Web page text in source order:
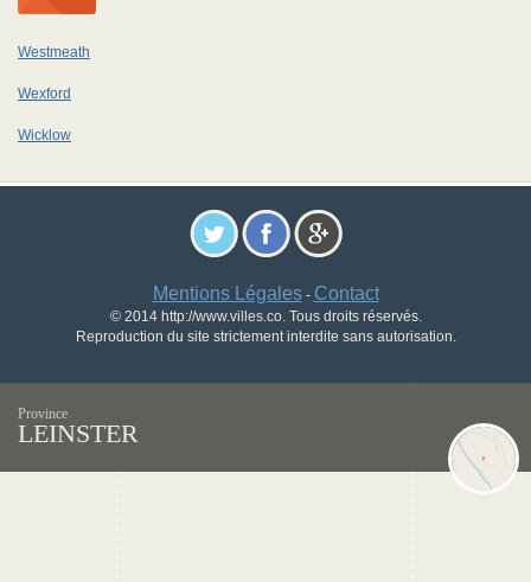
Westmeath
Wexford
Wicklow
Mentions Légales- Contact
© 2014 http://www.villes.co. Tous droits réservés.
Reproduction du site strictement interdite sans autorisation.
Province
LEINSTER